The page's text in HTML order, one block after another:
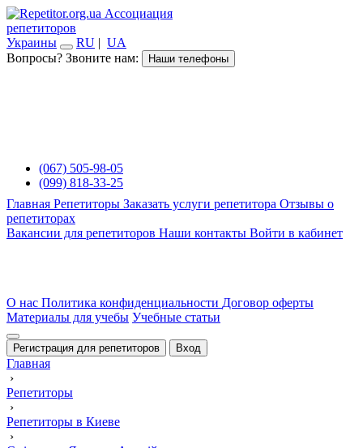
Ассоциация
репетиторов
Украины
RU | UA
Вопросы? Звоните нам:
Наши телефоны
(067) 505-98-05
(099) 818-33-25
Главная Репетиторы Заказать услуги репетитора Отзывы о
репетиторах
Вакансии для репетиторов Наши контакты Войти в кабинет
О нас Политика конфиденциальности Договор оферты
Материалы для учебы Учебные статьи
Регистрация для репетиторов Вход
Главная
›
Репетиторы
›
Репетиторы в Киеве
›